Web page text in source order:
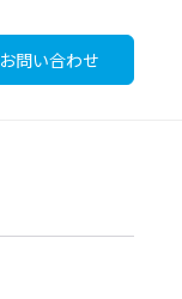
お問い合わせ